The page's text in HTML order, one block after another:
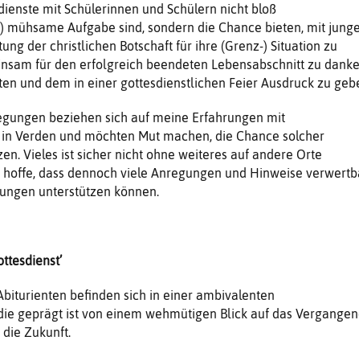
mit Schülerinnen und Schülern nicht bloß
mühsame Aufgabe sind, sondern die Chance bieten, mit
der christlichen Botschaft für ihre (Grenz-) Situation zu
für den erfolgreich beendeten Lebensabschnitt zu
und dem in einer gottesdienstlichen Feier Ausdruck zu
beziehen sich auf meine Erfahrungen mit
Verden und möchten Mut machen, die Chance solcher
Vieles ist sicher nicht ohne weiteres auf andere Orte
dass dennoch viele Anregungen und Hinweise
unterstützen können.
befinden sich in einer ambivalenten
geprägt ist von einem wehmütigen Blick auf das
die Zukunft.